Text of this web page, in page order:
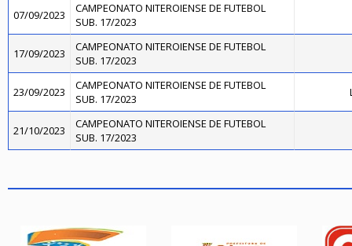
07/09/2023
CAMPEONATO NITEROIENSE DE FUTEBOL
SUB. 17/2023
17/09/2023
CAMPEONATO NITEROIENSE DE FUTEBOL
SUB. 17/2023
23/09/2023
CAMPEONATO NITEROIENSE DE FUTEBOL
SUB. 17/2023
21/10/2023
CAMPEONATO NITEROIENSE DE FUTEBOL
SUB. 17/2023